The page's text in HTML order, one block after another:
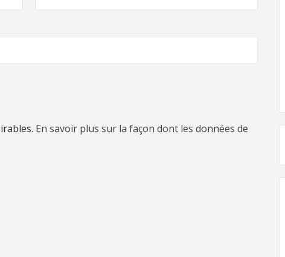
En savoir plus sur la façon dont les données de